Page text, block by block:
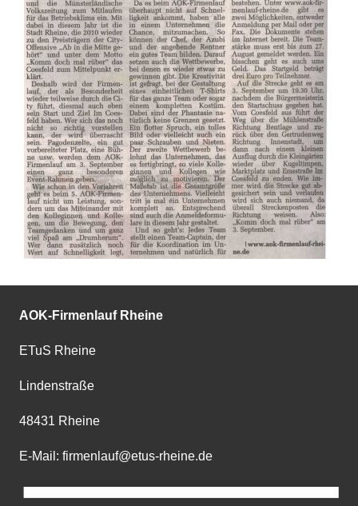
AOK-Firmenlauf Rheine
ETuS Rheine
Lindenstraße
48431 Rheine
E-Mail: firmenlauf@etus-rheine.de